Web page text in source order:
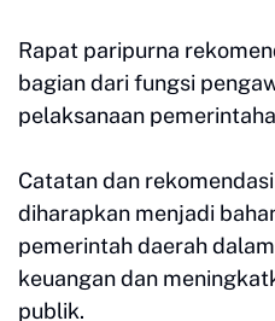
Rapat paripurna
bagian dari fungsi
pelaksanaan
Catatan dan
diharapkan menjadi
pemerintah daerah
keuangan dan
publik.